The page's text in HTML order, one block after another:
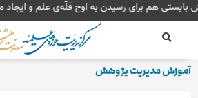
پرش
به
بایستی هم برای رسیدن به اوج قلّه‌ی علم و
آموزش مدیریت پژوهش